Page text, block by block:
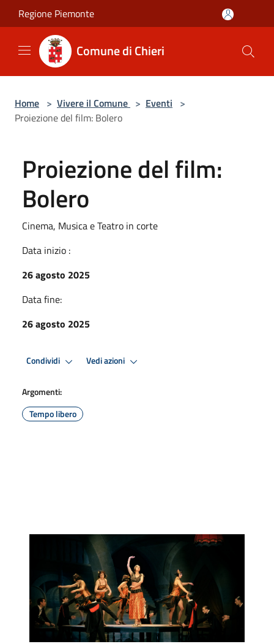
Salta al contenuto principale
Regione Piemonte
Comune di Chieri
Home > Vivere il Comune > Eventi >
Proiezione del film: Bolero
Proiezione del film:
Bolero
Cinema, Musica e Teatro in corte
Data inizio :
26 agosto 2025
Data fine:
26 agosto 2025
Condividi Vedi azioni
Argomenti:
Tempo libero